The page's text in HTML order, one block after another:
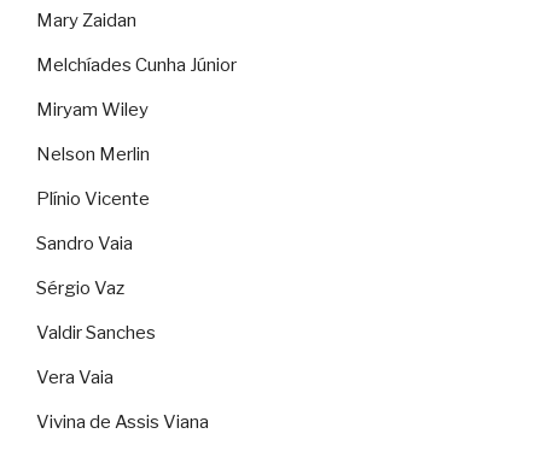
Mary Zaidan
Melchíades Cunha Júnior
Miryam Wiley
Nelson Merlin
Plínio Vicente
Sandro Vaia
Sérgio Vaz
Valdir Sanches
Vera Vaia
Vivina de Assis Viana